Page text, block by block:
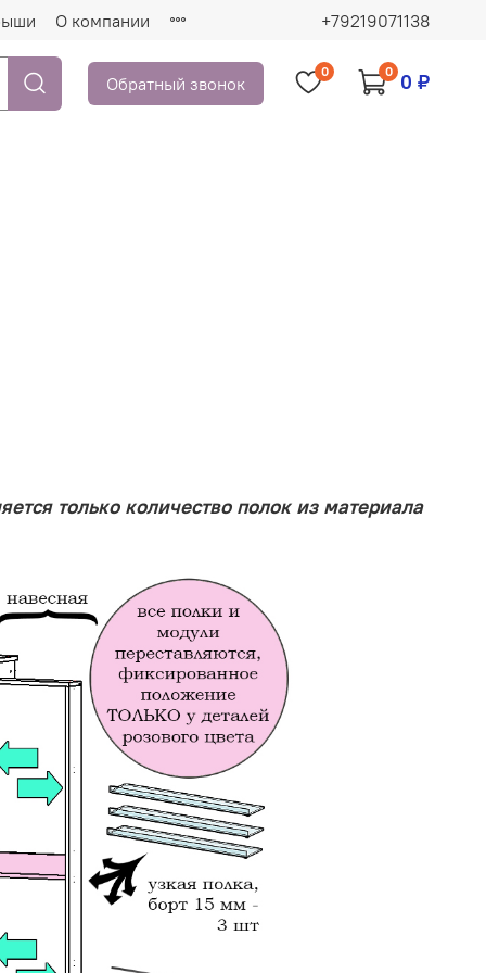
О компании +79219071138
Обратный звонок
0 0 0 ₽
только количество полок из материала